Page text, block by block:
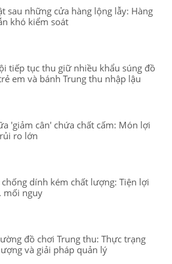
sau những cửa hàng lộng lẫy: Hàng
khó kiểm soát
tiếp tục thu giữ nhiều khẩu súng đồ
em và bánh Trung thu nhập lậu
'giảm cân' chứa chất cấm: Món lợi
ro lớn
chống dính kém chất lượng: Tiện lợi
mối nguy
đồ chơi Trung thu: Thực trạng
và giải pháp quản lý